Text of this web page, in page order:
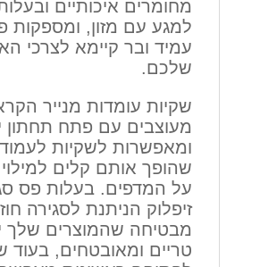
מחומרים איכותיים
למגע עם מזון, ומספקות
עמיד ובר קיימא לצרכי
שלכם.
שקיות עומדות מנייר
מעוצבים עם פתח תחתון
ומאפשרות לשקיות
שהופך אותם קלים
על המדפים. בעלות פס
זיפלוק הניתנת לסגירה
מבטיחה שהמוצרים שלך
טריים ומאובטחים, בעוד